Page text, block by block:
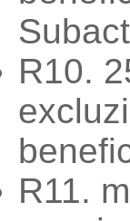
R10.
R11.